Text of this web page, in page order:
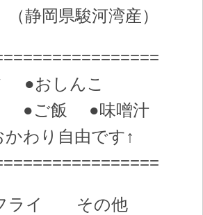
静岡県駿河湾産）
●おしんこ
●味噌汁
わり自由です↑
ライ その他